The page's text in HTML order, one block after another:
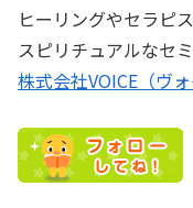
ヒーリングやセラピ
スピリチュアルなセ
株式会社VOICE（ヴ